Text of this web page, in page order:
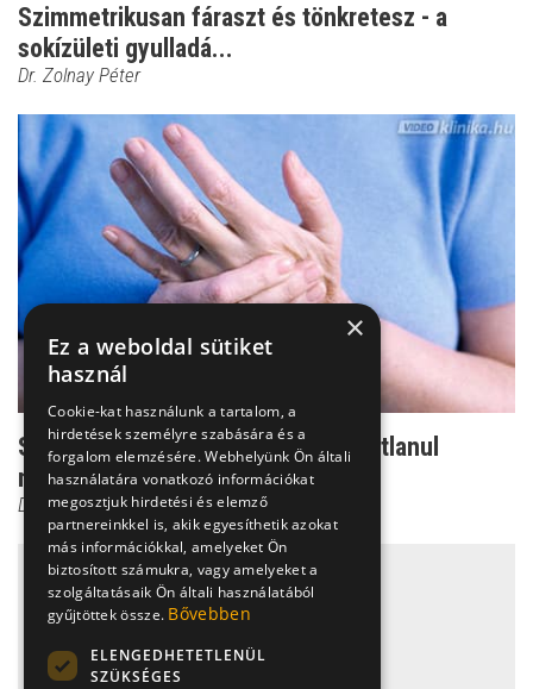
Szimmetrikusan fáraszt és tönkretesz - a
sokízületi gyulladá...
Dr. Zolnay Péter
Sokízületi fájdalom: A megállíthatatlanul
növekvő öröklött f...
Dr. Zolnay Péter
×
Ez a weboldal sütiket
használ
Cookie-kat használunk a tartalom, a
hirdetések személyre szabására és a
forgalom elemzésére. Webhelyünk Ön általi
használatára vonatkozó információkat
megosztjuk hirdetési és elemző
partnereinkkel is, akik egyesíthetik azokat
más információkkal, amelyeket Ön
biztosított számukra, vagy amelyeket a
szolgáltatásaik Ön általi használatából
gyűjtöttek össze. Bővebben
ELENGEDHETETLENÜL
SZÜKSÉGES